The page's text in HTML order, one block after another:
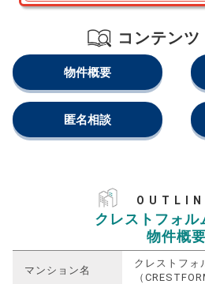
コンテンツ
物件概要
匿名相談
クレストフォル
物件概要
マンション名
クレストフォ
（